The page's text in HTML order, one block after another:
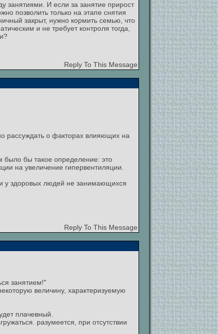
занятиями. И если за занятие прирост
позволить только на этапе снятия
закрыт, нужно кормить семью, что
и не требует контроля тогда,
Reply To This Message
рассуждать о факторах влияющих на
было бы такое определение: это
на увеличение гипервентиляции.
у здоровых людей не занимающихся
Reply To This Message
занятием!"
величину, характеризуемую
плачевный.
разумеется, при отсутствии